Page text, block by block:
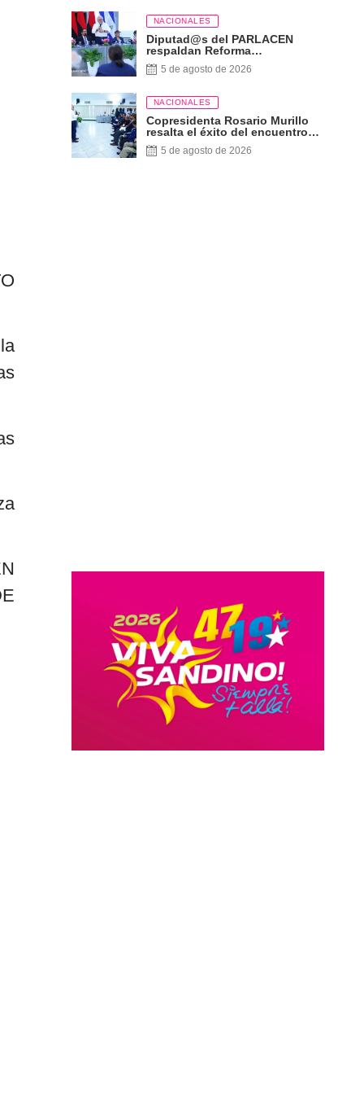
NACIONALES
Diputad@s del PARLACEN
respaldan Reforma
Constitucional
5 de agosto de 2026
NACIONALES
Copresidenta Rosario Murillo
resalta el éxito del encuentro
sobre las Reformas Electorales
con diputados del PARLACEN
5 de agosto de 2026